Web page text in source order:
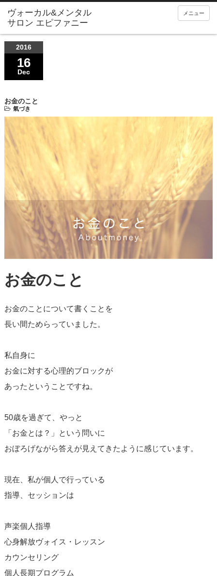
メニュー
2016
16
Dec
お金のこと
氣づき
お金のこと
お金のことについて書くことを
長い間ためらっていました。
私自身に
お金に対する心理的ブロックが
あったということですね。
50歳を過ぎて、やっと
「お金とは？」という問いに
おぼろげながら答えが見えてきたように感じています。
現在、私が個人で行っている
指導、セッションは
声楽個人指導
心身解放ヴォイス・レッスン
カウンセリング
個人長期プログラム